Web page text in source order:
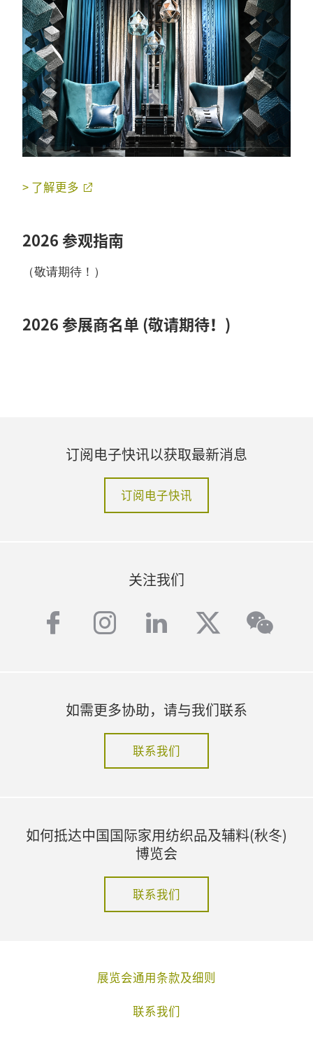
> 了解更多
2026 参观指南
（敬请期待！）
2026 参展商名单 (敬请期待！)
订阅电子快讯以获取最新消息
订阅电子快讯
关注我们
facebook
instagram
linkedintwitter
如需更多协助，请与我们联系
联系我们
如何抵达中国国际家用纺织品及辅料(秋冬)
博览会
联系我们
展览会通用条款及细则
联系我们